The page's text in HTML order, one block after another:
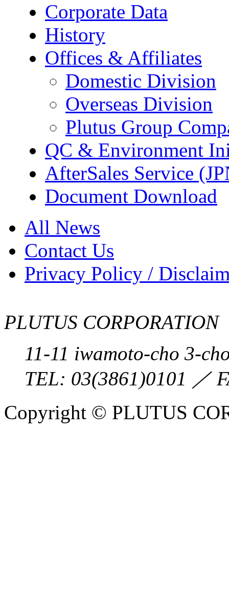
Corporate Data
History
Offices & Affiliates
Domestic Division
Overseas Division
Plutus Group
QC & Environment
AfterSales Service
Document Download
All News
Contact Us
Privacy Policy /
PLUTUS CORPORATION
11-11 iwamoto-cho 3-
TEL: 03(3861)0101 ／
Copyright © PLUTUS